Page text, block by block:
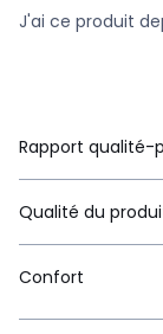
J'ai ce produit
Rapport qualité-
Qualité du
Confort